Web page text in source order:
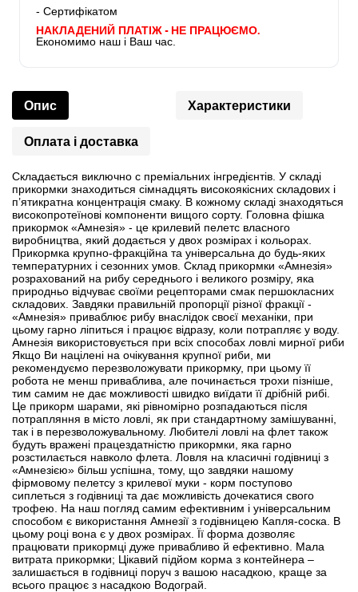
- Сертифікатом
НАКЛАДЕНИЙ ПЛАТІЖ - НЕ ПРАЦЮЄМО.
Економимо наш і Ваш час.
Опис Характеристики
Оплата і доставка
Складається виключно с преміальних інгредієнтів. У складі
прикормки знаходиться сімнадцять високоякісних складових і
п’ятикратна концентрація смаку. В кожному складі знаходяться
високопротеїнові компоненти вищого сорту. Головна фішка
прикормок «Амнезія» - це крилевий пелетс власного
виробництва, який додається у двох розмірах і кольорах.
Прикормка крупно-фракційна та універсальна до будь-яких
температурних і сезонних умов. Склад прикормки «Амнезія»
розрахований на рибу середнього і великого розміру, яка
природньо відчуває своїми рецепторами смак першокласних
складових. Завдяки правильній пропорції різної фракції -
«Амнезія» приваблює рибу внаслідок своєї механіки, при
цьому гарно ліпиться і працює відразу, коли потрапляє у воду.
Амнезія використовується при всіх способах ловлі мирної риби
Якщо Ви націлені на очікування крупної риби, ми
рекомендуємо перезволожувати прикормку, при цьому її
робота не менш приваблива, але починається трохи пізніше,
тим самим не дає можливості швидко виїдати її дрібній рибі.
Це прикорм шарами, які рівномірно розпадаються після
потрапляння в місто ловлі, як при стандартному замішуванні,
так і в перезволожувальному. Любителі ловлі на флет також
будуть вражені працездатністю прикормки, яка гарно
розстилається навколо флета. Ловля на класичні годівниці з
«Амнезією» більш успішна, тому, що завдяки нашому
фірмовому пелетсу з крилевої муки - корм поступово
сиплеться з годівниці та дає можливість дочекатися свого
трофею. На наш погляд самим ефективним і універсальним
способом є використання Амнезії з годівницею Капля-соска. В
цьому році вона є у двох розмірах. Її форма дозволяє
працювати прикормці дуже привабливо й ефективно. Мала
витрата прикормки; Цікавий підйом корма з контейнера –
залишається в годівниці поруч з вашою насадкою, краще за
всього працює з насадкою Водограй.